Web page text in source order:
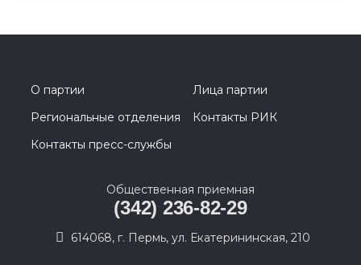
О партии
Лица партии
Региональные отделения
Контакты РИК
Контакты пресс-службы
Общественная приемная
(342) 236-82-29
614068, г. Пермь, ул. Екатерининская, 210